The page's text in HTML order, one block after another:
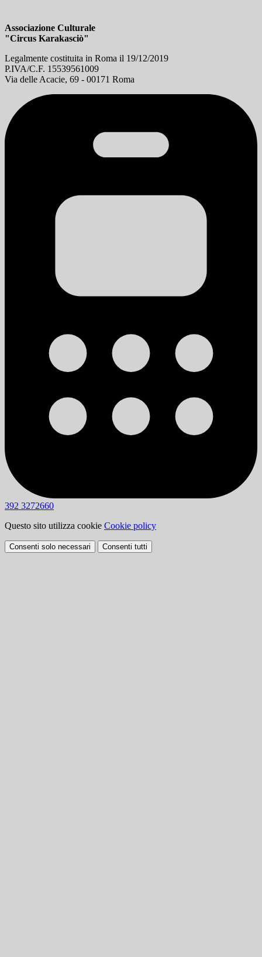
Associazione Culturale
"Circus Karakasciò"
Legalmente costituita in Roma il 19/12/2019
P.IVA/C.F. 15539561009
Via delle Acacie, 69 - 00171 Roma
392 3272660
Questo sito utilizza cookie Cookie policy
Consenti solo necessari Consenti tutti